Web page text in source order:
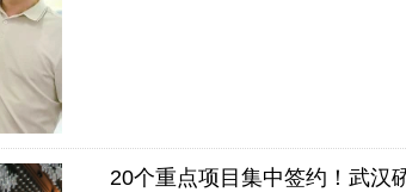
20个重点项目集中签约！武汉